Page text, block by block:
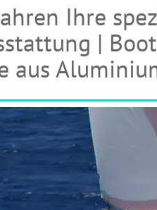
Ihre
|
aus